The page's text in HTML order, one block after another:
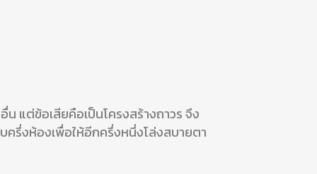
แต่ข้อเสียคือเป็นโครงสร้างถาวร จึง
รึ่งห้องเพื่อให้อีกครึ่งหนึ่งโล่งสบายตา